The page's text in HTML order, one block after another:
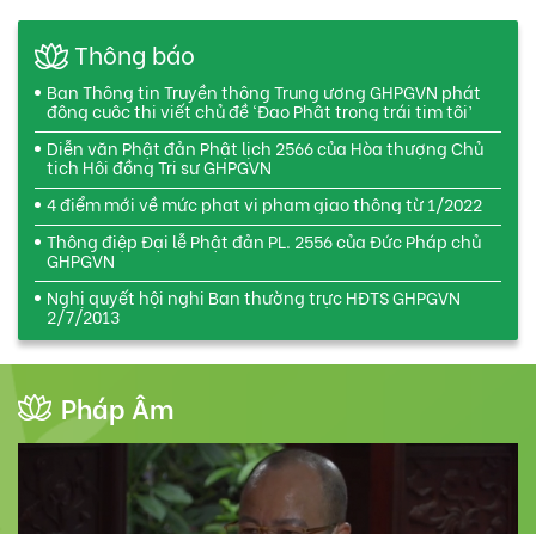
Thông báo
Ban Thông tin Truyền thông Trung ương GHPGVN phát
động cuộc thi viết chủ đề ‘Đạo Phật trong trái tim tôi’
Diễn văn Phật đản Phật lịch 2566 của Hòa thượng Chủ
tịch Hội đồng Trị sự GHPGVN
4 điểm mới về mức phạt vi phạm giao thông từ 1/2022
Thông điệp Đại lễ Phật đản PL. 2556 của Đức Pháp chủ
GHPGVN
Nghị quyết hội nghi Ban thường trực HĐTS GHPGVN
2/7/2013
Pháp Âm